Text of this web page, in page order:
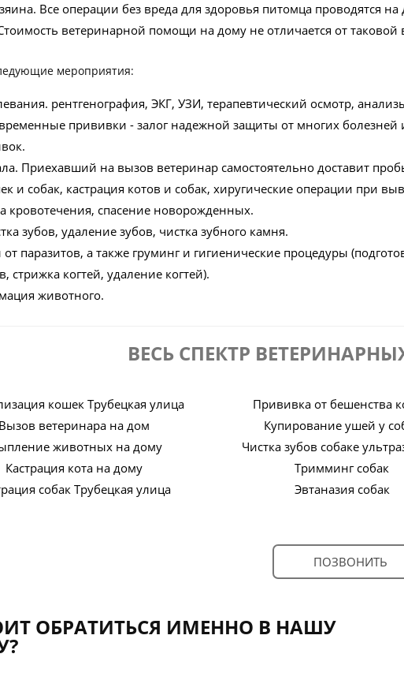
Все операции без вреда для здоровья питомца проводятся на
ветеринарной помощи на дому не отличается от таковой
мероприятия:
рентгенография, ЭКГ, УЗИ, терапевтический осмотр,
прививки - залог надежной защиты от многих
Приехавший на вызов ветеринар самостоятельно доставит
и собак, кастрация котов и собак, хиругические операции при
кровотечения, спасение новорожденных.
зубов, удаление зубов, чистка зубного камня.
паразитов, а также груминг и гигиенические процедуры
стрижка когтей, удаление когтей).
животного.
ВЕСЬ СПЕКТР
кошек Трубецкая улица
Вызов ветеринара на дом
животных на дому
Кастрация кота на дому
собак Трубецкая улица
Прививка от бешенства
Купирование ушей у
Чистка зубов собаке
Тримминг собак
Эвтаназия собак
ПОЗВОНИТЬ
ОБРАТИТЬСЯ ИМЕННО В НАШУ